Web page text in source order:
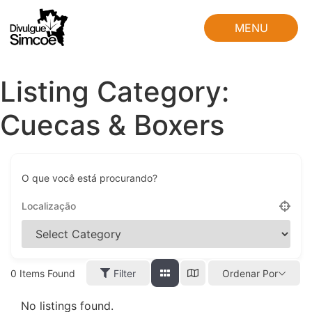
MENU
Listing Category:
Cuecas & Boxers
O que você está procurando?
0 Items Found Filter Ordenar Por
No listings found.